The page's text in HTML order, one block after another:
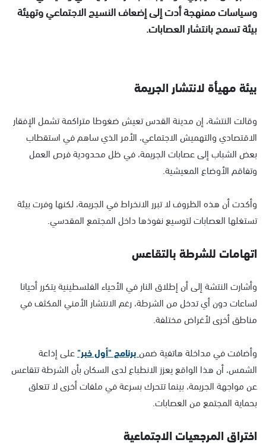
وسياسات ممنهجة أدت إلى إضعاف النسيج الاجتماعي وتهيئة
بيئة تسمح بانتشار العصابات.
بيئة مهيأة لانتشار الجريمة
وقالت النتشة، إن مدينة القدس تعيش ضغوطا متراكمة تشمل الإفقار
الاقتصادي والتهميش الاجتماعي، الأمر الذي ساهم في استقطاب
بعض الشباب إلى عصابات الجريمة، في ظل محدودية فرص العمل
وتفاقم الأوضاع المعيشية.
وأكدت أن هذه الظروف لا تبرر الانخراط في الجريمة، لكنها وفرت بيئة
تستغلها العصابات لتوسيع نفوذها داخل المجتمع المقدسي.
اتهامات للشرطة بالتقاعس
وأشارت النتشة إلى أن إطلاق النار في الأحياء الفلسطينية يتكرر أحيانا
لساعات دون أي تدخل من الشرطة، رغم الانتشار الأمني المكثف في
مناطق أخرى لأغراض مختلفة.
وأضافت في مداخلة هاتفية ضمنبرنامج "أول خبر"على إذاعة
الشمس، أن هذا الواقع يعزز الانطباع لدى السكان بأن الشرطة تتقاعس
عن مواجهة الجريمة، بينما تتحرك بسرعة في ملفات أخرى لا تتعلق
بحماية المجتمع من العصابات.
اختراق المرجعيات الاجتماعية